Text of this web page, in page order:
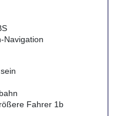
Navigation
Fahrer 1b